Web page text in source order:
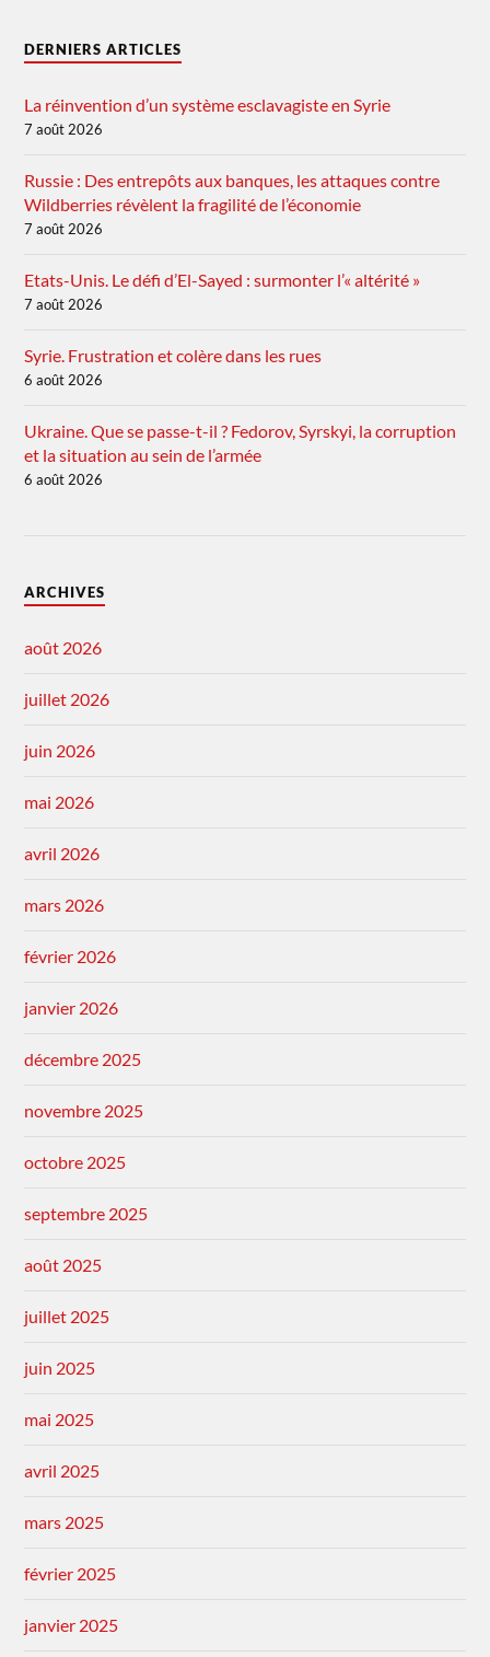
DERNIERS ARTICLES
La réinvention d’un système esclavagiste en Syrie
7 août 2026
Russie : Des entrepôts aux banques, les attaques contre
Wildberries révèlent la fragilité de l’économie
7 août 2026
Etats-Unis. Le défi d’El-Sayed : surmonter l’« altérité »
7 août 2026
Syrie. Frustration et colère dans les rues
6 août 2026
Ukraine. Que se passe-t-il ? Fedorov, Syrskyi, la corruption
et la situation au sein de l’armée
6 août 2026
ARCHIVES
août 2026
juillet 2026
juin 2026
mai 2026
avril 2026
mars 2026
février 2026
janvier 2026
décembre 2025
novembre 2025
octobre 2025
septembre 2025
août 2025
juillet 2025
juin 2025
mai 2025
avril 2025
mars 2025
février 2025
janvier 2025